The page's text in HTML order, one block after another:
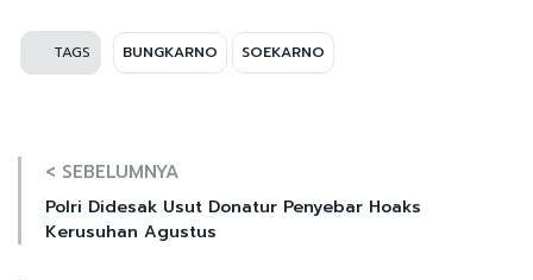
TAGS BUNGKARNO SOEKARNO
< SEBELUMNYA
Polri Didesak Usut Donatur Penyebar Hoaks
Kerusuhan Agustus